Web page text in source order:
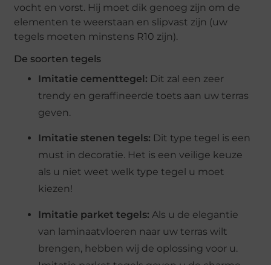
vocht en vorst. Hij moet dik genoeg zijn om de
elementen te weerstaan en slipvast zijn (uw
tegels moeten minstens R10 zijn).
De soorten tegels
Imitatie cementtegel: Dit zal een zeer
trendy en geraffineerde toets aan uw terras
geven.
Imitatie stenen tegels: Dit type tegel is een
must in decoratie. Het is een veilige keuze
als u niet weet welk type tegel u moet
kiezen!
Imitatie parket tegels: Als u de elegantie
van laminaatvloeren naar uw terras wilt
brengen, hebben wij de oplossing voor u.